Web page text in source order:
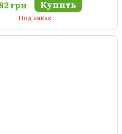
грн Купить
Под заказ